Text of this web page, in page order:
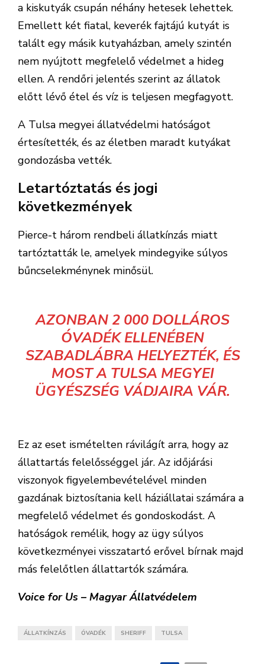
a kiskutyák csupán néhány hetesek lehettek.
Emellett két fiatal, keverék fajtájú kutyát is
talált egy másik kutyaházban, amely szintén
nem nyújtott megfelelő védelmet a hideg
ellen. A rendőri jelentés szerint az állatok
előtt lévő étel és víz is teljesen megfagyott.
A Tulsa megyei állatvédelmi hatóságot
értesítették, és az életben maradt kutyákat
gondozásba vették.
Letartóztatás és jogi
következmények
Pierce-t három rendbeli állatkínzás miatt
tartóztatták le, amelyek mindegyike súlyos
bűncselekménynek minősül.
AZONBAN 2 000 DOLLÁROS
ÓVADÉK ELLENÉBEN
SZABADLÁBRA HELYEZTÉK, ÉS
MOST A TULSA MEGYEI
ÜGYÉSZSÉG VÁDJAIRA VÁR.
Ez az eset ismételten rávilágít arra, hogy az
állattartás felelősséggel jár. Az időjárási
viszonyok figyelembevételével minden
gazdának biztosítania kell háziállatai számára a
megfelelő védelmet és gondoskodást. A
hatóságok remélik, hogy az ügy súlyos
következményei visszatartó erővel bírnak majd
más felelőtlen állattartók számára.
Voice for Us – Magyar Állatvédelem
ÁLLATKÍNZÁS ÓVADÉK SHERIFF TULSA